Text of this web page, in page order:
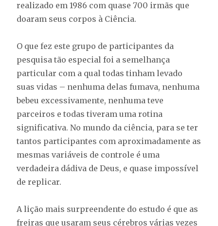
realizado em 1986 com quase 700 irmãs que
doaram seus corpos à Ciência.
O que fez este grupo de participantes da
pesquisa tão especial foi a semelhança
particular com a qual todas tinham levado
suas vidas – nenhuma delas fumava, nenhuma
bebeu excessivamente, nenhuma teve
parceiros e todas tiveram uma rotina
significativa. No mundo da ciência, para se ter
tantos participantes com aproximadamente as
mesmas variáveis de controle é uma
verdadeira dádiva de Deus, e quase impossível
de replicar.
A lição mais surpreendente do estudo é que as
freiras que usaram seus cérebros várias vezes